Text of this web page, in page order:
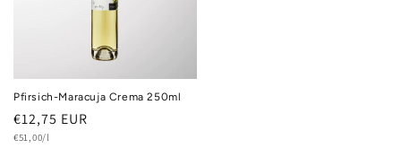
Pfirsich-Maracuja Crema 250ml
Normaler
Preis
€12,75 EUR
Grundpreis
€51,00/l